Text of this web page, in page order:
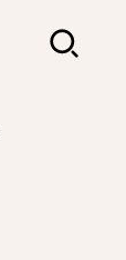
Rechercher